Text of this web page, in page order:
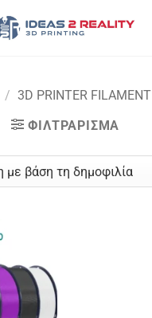
/ 3D PRINTER FILAMENT
ΦΙΛΤΡΆΡΙΣΜΑ